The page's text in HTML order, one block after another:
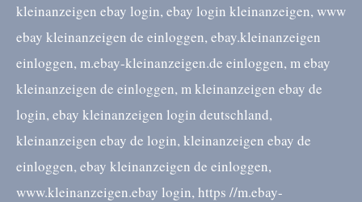
kleinanzeigen ebay login, ebay login kleinanzeigen, www
ebay kleinanzeigen de einloggen, ebay.kleinanzeigen
einloggen, m.ebay-kleinanzeigen.de einloggen, m ebay
kleinanzeigen de einloggen, m kleinanzeigen ebay de
login, ebay kleinanzeigen login deutschland,
kleinanzeigen ebay de login, kleinanzeigen ebay de
einloggen, ebay kleinanzeigen de einloggen,
www.kleinanzeigen.ebay login, https //m.ebay-